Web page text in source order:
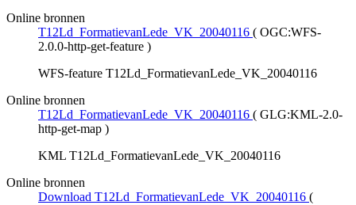
Online bronnen
T12Ld_FormatievanLede_VK_20040116 ( OGC:WFS-
2.0.0-http-get-feature )
WFS-feature T12Ld_FormatievanLede_VK_20040116
Online bronnen
T12Ld_FormatievanLede_VK_20040116 ( GLG:KML-2.0-
http-get-map )
KML T12Ld_FormatievanLede_VK_20040116
Online bronnen
Download T12Ld_FormatievanLede_VK_20040116 (